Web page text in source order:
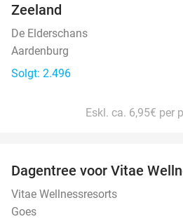
Zeeland
De Elderschans
Aardenburg
Solgt: 2.496
Eskl. ca. 6,95€ per
Dagentree voor Vitae
Vitae Wellnessresorts
Goes